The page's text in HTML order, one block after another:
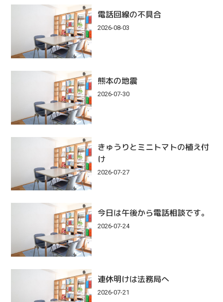
電話回線の不具合
2026-08-03
熊本の地震
2026-07-30
きゅうりとミニトマトの植え付
け
2026-07-27
今日は午後から電話相談です。
2026-07-24
連休明けは法務局へ
2026-07-21